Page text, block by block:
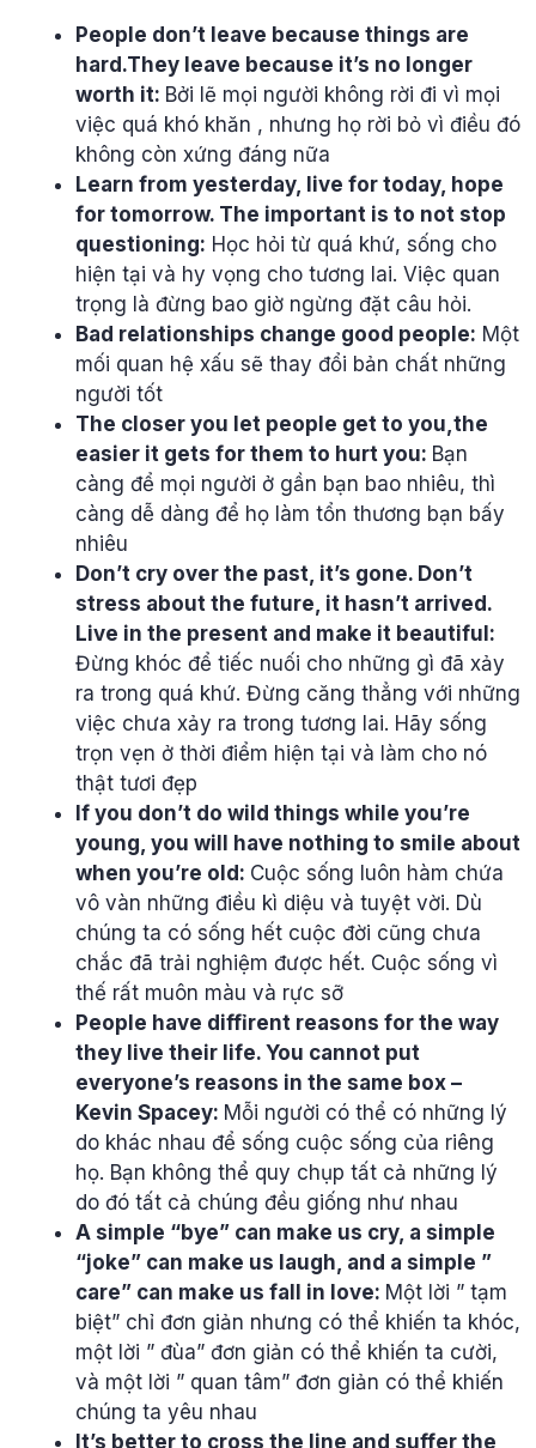
People don’t leave because things are
hard.They leave because it’s no longer
worth it: Bởi lẽ mọi người không rời đi vì mọi
việc quá khó khăn , nhưng họ rời bỏ vì điều đó
không còn xứng đáng nữa
Learn from yesterday, live for today, hope
for tomorrow. The important is to not stop
questioning: Học hỏi từ quá khứ, sống cho
hiện tại và hy vọng cho tương lai. Việc quan
trọng là đừng bao giờ ngừng đặt câu hỏi.
Bad relationships change good people: Một
mối quan hệ xấu sẽ thay đổi bản chất những
người tốt
The closer you let people get to you,the
easier it gets for them to hurt you: Bạn
càng để mọi người ở gần bạn bao nhiêu, thì
càng dễ dàng để họ làm tổn thương bạn bấy
nhiêu
Don’t cry over the past, it’s gone. Don’t
stress about the future, it hasn’t arrived.
Live in the present and make it beautiful:
Đừng khóc để tiếc nuối cho những gì đã xảy
ra trong quá khứ. Đừng căng thẳng với những
việc chưa xảy ra trong tương lai. Hãy sống
trọn vẹn ở thời điểm hiện tại và làm cho nó
thật tươi đẹp
If you don’t do wild things while you’re
young, you will have nothing to smile about
when you’re old: Cuộc sống luôn hàm chứa
vô vàn những điều kì diệu và tuyệt vời. Dù
chúng ta có sống hết cuộc đời cũng chưa
chắc đã trải nghiệm được hết. Cuộc sống vì
thế rất muôn màu và rực sỡ
People have diffỉrent reasons for the way
they live their life. You cannot put
everyone’s reasons in the same box –
Kevin Spacey: Mỗi người có thể có những lý
do khác nhau để sống cuộc sống của riêng
họ. Bạn không thể quy chụp tất cả những lý
do đó tất cả chúng đều giống như nhau
A simple “bye” can make us cry, a simple
“joke” can make us laugh, and a simple ”
care” can make us fall in love: Một lời ” tạm
biệt” chỉ đơn giản nhưng có thể khiến ta khóc,
một lời ” đùa” đơn giản có thể khiến ta cười,
và một lời ” quan tâm” đơn giản có thể khiến
chúng ta yêu nhau
It’s better to cross the line and suffer the